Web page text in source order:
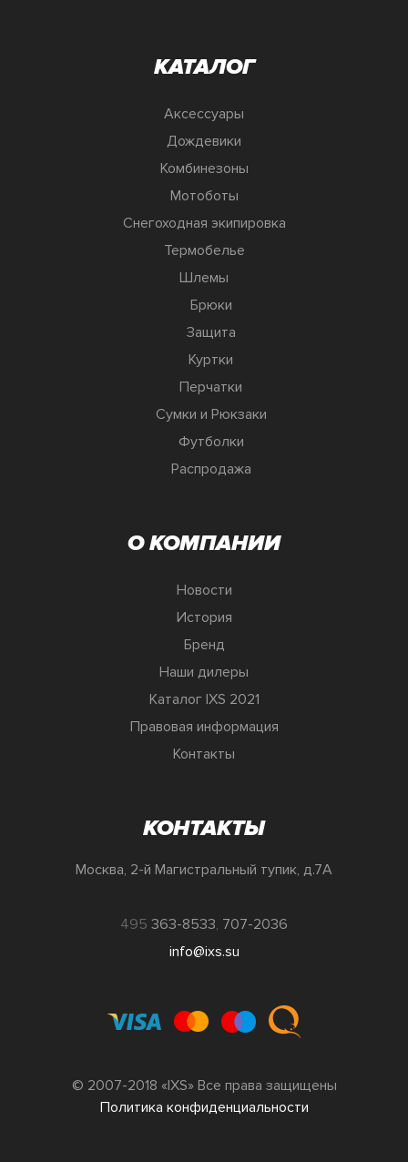
О КОМПАНИИ
Новости
История
Бренд
Наши дилеры
Каталог IXS 2021
Правовая информация
Контакты
КАТАЛОГ
Аксессуары
Дождевики
Комбинезоны
Мотоботы
Снегоходная экипировка
Термобелье
Шлемы
Брюки
Защита
Куртки
Перчатки
Сумки и Рюкзаки
Футболки
Распродажа
КОНТАКТЫ
Москва, 2-й Магистральный тупик, д.7А
495 363-8533, 707-2036
info@ixs.su
© 2007-2018 «IXS» Все права защищены
Политика конфиденциальности